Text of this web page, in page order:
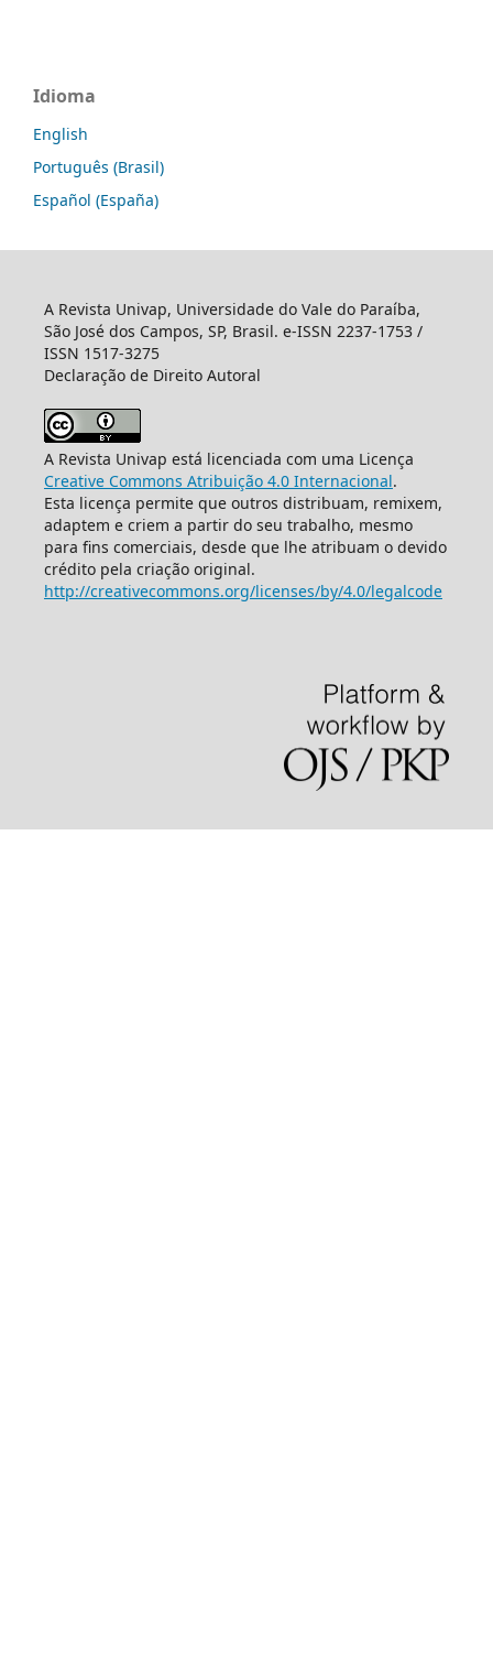
Idioma
English
Português (Brasil)
Español (España)
A Revista Univap, Universidade do Vale do Paraíba,
São José dos Campos, SP, Brasil. e-ISSN 2237-1753 /
ISSN 1517-3275
Declaração de Direito Autoral
A Revista Univap está licenciada com uma Licença
Creative Commons Atribuição 4.0 Internacional.
Esta licença permite que outros distribuam, remixem,
adaptem e criem a partir do seu trabalho, mesmo
para fins comerciais, desde que lhe atribuam o devido
crédito pela criação original.
http://creativecommons.org/licenses/by/4.0/legalcode